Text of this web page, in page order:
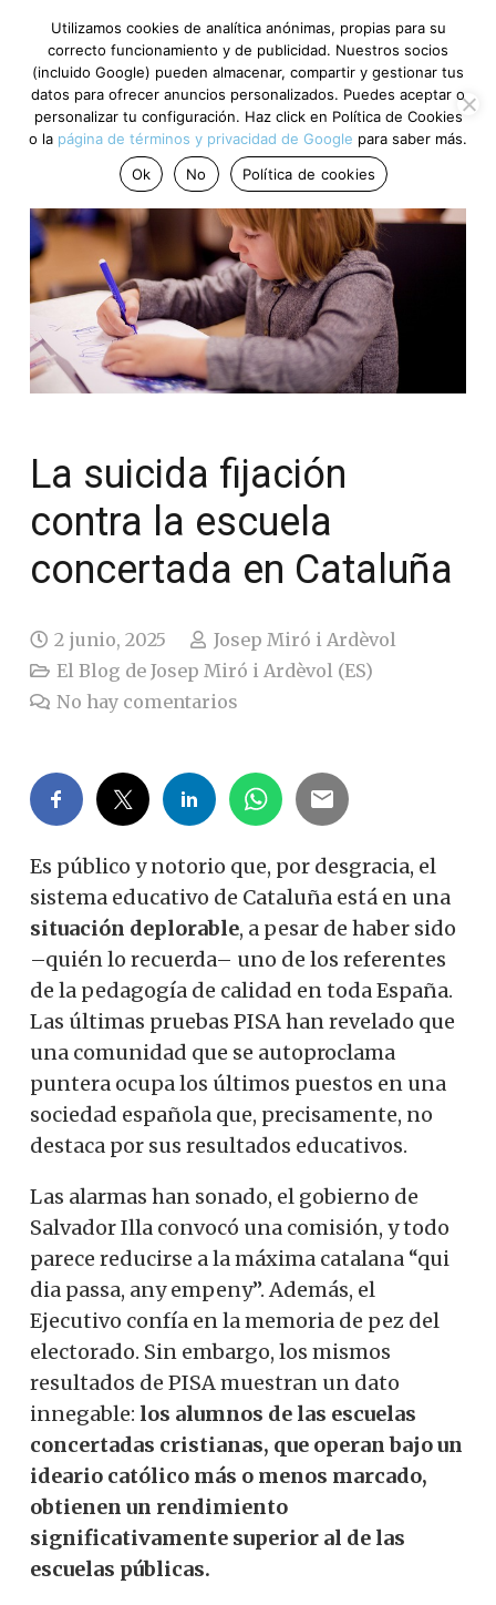
La suicida fijación
contra la escuela
concertada en Cataluña
2 junio, 2025
Josep Miró i Ardèvol
El Blog de Josep Miró i Ardèvol (ES)
No hay comentarios
Es público y notorio que, por desgracia, el
sistema educativo de Cataluña está en una
situación deplorable, a pesar de haber sido
–quién lo recuerda– uno de los referentes
de la pedagogía de calidad en toda España.
Las últimas pruebas PISA han revelado que
una comunidad que se autoproclama
puntera ocupa los últimos puestos en una
sociedad española que, precisamente, no
destaca por sus resultados educativos.
Las alarmas han sonado, el gobierno de
Salvador Illa convocó una comisión, y todo
parece reducirse a la máxima catalana “qui
dia passa, any empeny”. Además, el
Ejecutivo confía en la memoria de pez del
electorado. Sin embargo, los mismos
resultados de PISA muestran un dato
innegable: los alumnos de las escuelas
concertadas cristianas, que operan bajo un
ideario católico más o menos marcado,
obtienen un rendimiento
significativamente superior al de las
escuelas públicas.
Utilizamos cookies de analítica anónimas, propias para su
correcto funcionamiento y de publicidad. Nuestros socios
(incluido Google) pueden almacenar, compartir y gestionar tus
datos para ofrecer anuncios personalizados. Puedes aceptar o
personalizar tu configuración. Haz click en Política de Cookies
o la página de términos y privacidad de Google para saber más.
Ok
No Política de cookies